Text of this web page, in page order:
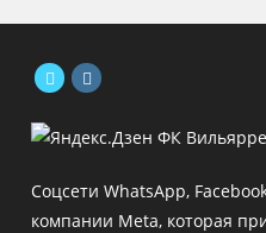
в
вкладке
в
вкладке
Соцсети WhatsApp,
компании Meta, которая